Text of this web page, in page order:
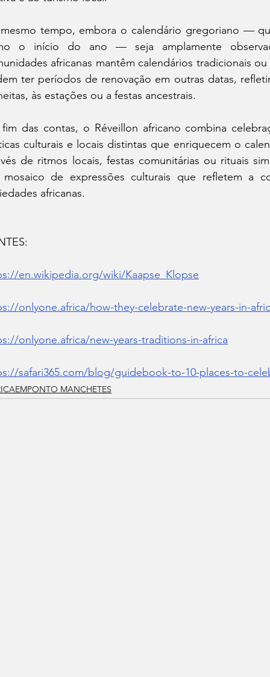
tempo, embora o calendário gregoriano —
o início do ano — seja amplamente
africanas mantêm calendários tradicionais
ter períodos de renovação em outras datas,
às estações ou a festas ancestrais.
das contas, o Réveillon africano combina
culturais e locais distintas que enriquecem o
de ritmos locais, festas comunitárias ou rituais
de expressões culturais que refletem a
africanas.
en.wikipedia.org/wiki/Kaapse_Klopse
onlyone.africa/how-they-celebrate-new-years-in-
onlyone.africa/new-years-traditions-in-africa
safari365.com/blog/guidebook-to-10-places-to-
MANCHETES